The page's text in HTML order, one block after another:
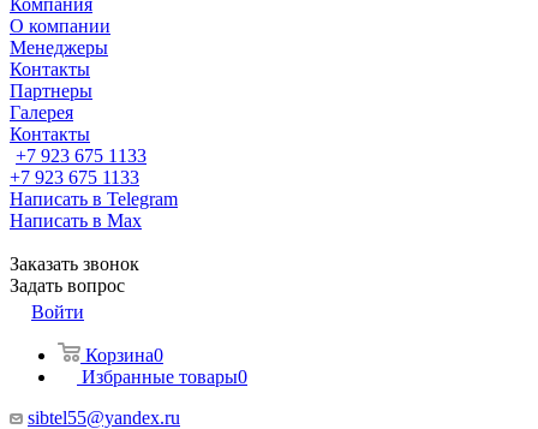
Компания
О компании
Менеджеры
Контакты
Партнеры
Галерея
Контакты
+7 923 675 1133
+7 923 675 1133
Написать в Telegram
Написать в Max
Заказать звонок
Задать вопрос
Войти
Корзина0
Избранные товары0
sibtel55@yandex.ru